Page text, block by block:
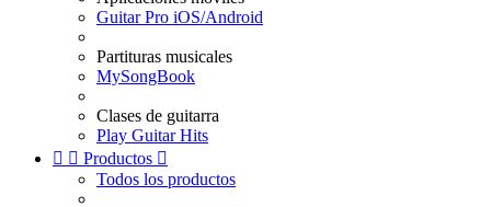
Guitar Pro iOS/Android
Partituras musicales
MySongBook
Clases de guitarra
Play Guitar Hits
  Productos 
Todos los productos